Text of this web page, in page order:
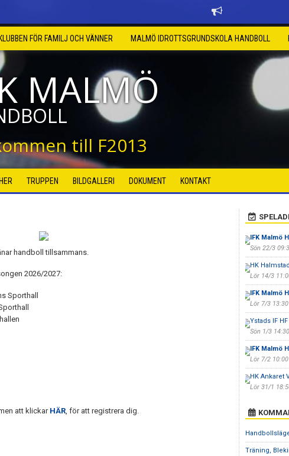
FÖR FAMILJ OCH VÄNNER MALMÖ IDROTTSGRUNDSKOLA HANDBOLL
MALMÖ
till F2013
TRUPPEN BILDGALLERI DOKUMENT KONTAKT
handboll tillsammans.
2026/2027:
Sporthall
att klickar HÄR, för att registrera dig.
IFK Malmö
Sön 22/3
HK
Lör 14/3
IFK Malmö
Lör 7/3 13:30
Ystads IF HF
Sön 1/3 14:30
IFK Malmö
Lör 7/2 10:00
HK Ankaret
Lör 31/1
Träning,